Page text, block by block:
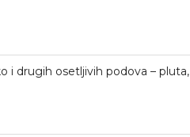
i drugih osetljivih podova – pluta,